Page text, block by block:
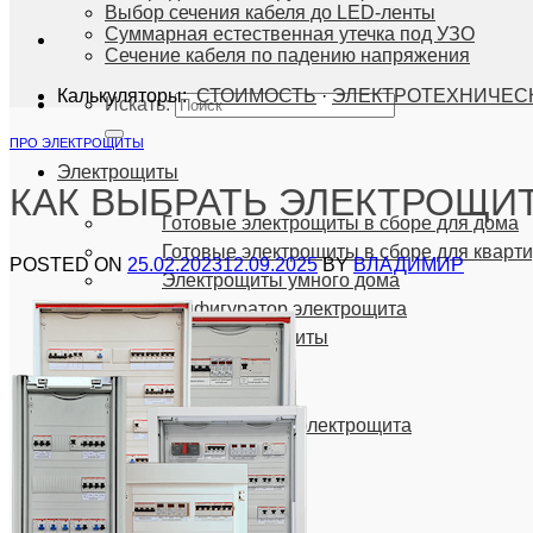
Искать:
Электрощиты
Готовые электрощиты в сборе для дома
Готовые электрощиты в сборе для
Электрощиты умного дома
Конфигуратор электрощита
Популярные щиты
Услуги
Аудит схемы/проекта/электрощита
Схема электрощита
Монтаж электрощита
ПРИМЕРЫ РАБОТ
Выбор сечения кабеля до LED-ленты
Суммарная естественная утечка под УЗО
Сечение кабеля по падению напряжения
Калькуляторы:СТОИМОСТЬ·
ПРО ЭЛЕКТРОЩИТЫ
КАК ВЫБРАТЬ
POSTED ON 25.02.202312.09.2025 BYВЛАДИМИР